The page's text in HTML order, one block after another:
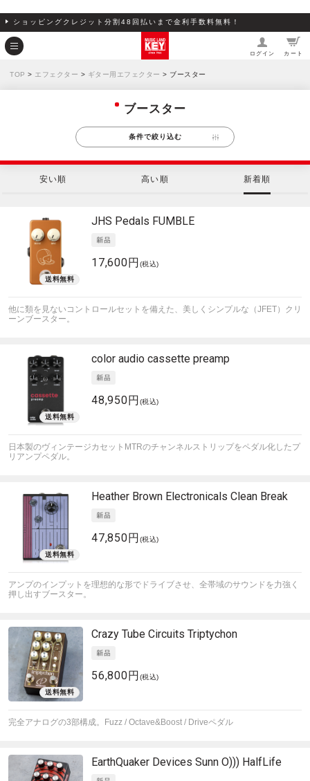
ショッピングクレジット分割48回払いまで金利手数料無料！
ログイン カート
TOP > エフェクター > ギター用エフェクター > ブースター
ブースター
条件で絞り込む
安い順 高い順 新着順
JHS Pedals FUMBLE
17,600円 (税込)
他に類を見ないコントロールセットを備えた、美しくシンプルな（JFET）クリ
ーンブースター。
color audio cassette preamp
48,950円 (税込)
日本製のヴィンテージカセットMTRのチャンネルストリップをペダル化したプ
リアンプペダル。
Heather Brown Electronicals Clean Break
47,850円 (税込)
アンプのインプットを理想的な形でドライブさせ、全帯域のサウンドを力強く
押し出すブースター。
Crazy Tube Circuits Triptychon
56,800円 (税込)
完全アナログの3部構成。Fuzz / Octave&Boost / Driveペダル
EarthQuaker Devices Sunn O))) HalfLife